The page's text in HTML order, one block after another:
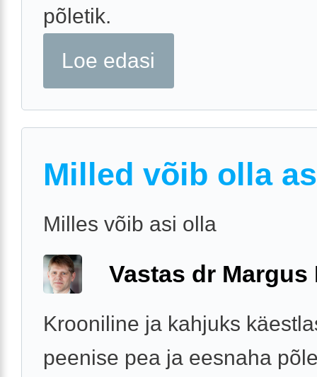
põletik.
Loe edasi
Milled võib olla
Milles võib asi olla
Vastas dr Margus
Krooniline ja kahjuks
peenise pea ja eesnaha